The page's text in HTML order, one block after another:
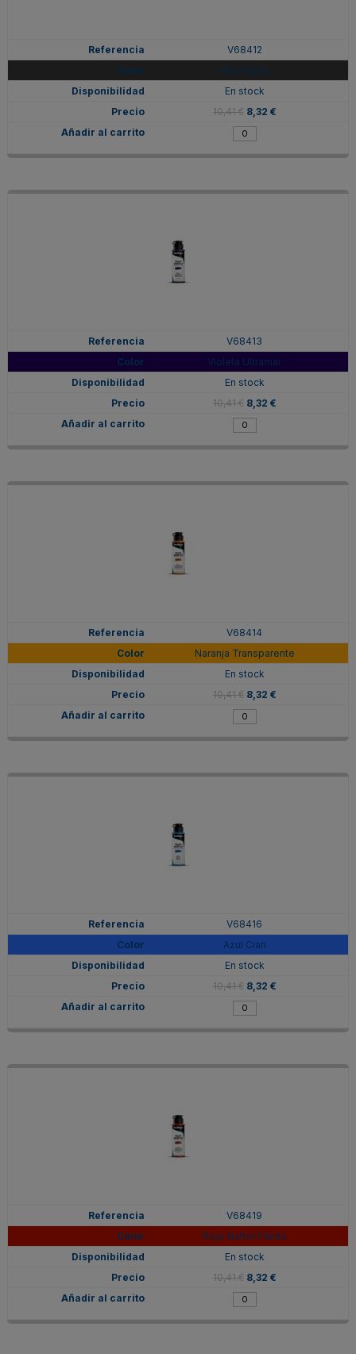
V68412
Gris Payne
En stock
10,41 € 8,32 €
V68413
Violeta Ultramar
En stock
10,41 € 8,32 €
V68414
Naranja Transparente
En stock
10,41 € 8,32 €
V68416
Azul Cian
En stock
10,41 € 8,32 €
V68419
Rojo Naftol Pálido
En stock
10,41 € 8,32 €